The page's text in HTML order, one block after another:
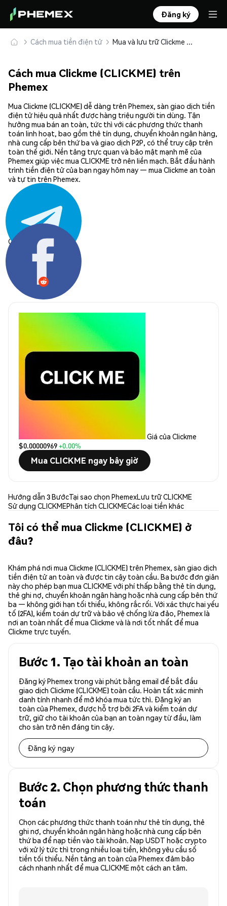
Đăng ký
Cách mua tiền điện tử Mua và lưu trữ Clickme (CLICKME) an toàn
Cách mua Clickme (CLICKME) trên
Phemex
Mua Clickme (CLICKME) dễ dàng trên Phemex, sàn giao dịch tiền
điện tử hiệu quả nhất được hàng triệu người tin dùng. Tận
hưởng mua bán an toàn, tức thì với các phương thức thanh
toán linh hoạt, bao gồm thẻ tín dụng, chuyển khoản ngân hàng,
nhà cung cấp bên thứ ba và giao dịch P2P, có thể truy cập trên
toàn thế giới. Nền tảng trực quan và bảo mật mạnh mẽ của
Phemex giúp việc mua CLICKME trở nên liền mạch. Bắt đầu hành
trình tiền điện tử của bạn ngay hôm nay — mua Clickme an toàn
và tự tin trên Phemex.
Chia sẻ:
Giá của Clickme
$0.00000969+0.00%
Mua CLICKME ngay bây giờ
Hướng dẫn 3 BướcTại sao chọn PhemexLưu trữ CLICKME
Sử dụng CLICKMEPhân tích CLICKMECác loại tiền khác
Tôi có thể mua Clickme (CLICKME) ở
đâu?
Khám phá nơi mua Clickme (CLICKME) trên Phemex, sàn giao dịch
tiền điện tử an toàn và được tin cậy toàn cầu. Ba bước đơn giản
này cho phép bạn mua CLICKME với phí thấp bằng thẻ tín dụng,
thẻ ghi nợ, chuyển khoản ngân hàng hoặc nhà cung cấp bên thứ
ba — không giới hạn tối thiểu, không rắc rối. Với xác thực hai yếu
tố (2FA), kiểm toán dự trữ và bảo vệ chống lừa đảo, Phemex là
nơi an toàn nhất để mua Clickme và là nơi tốt nhất để mua
Clickme trực tuyến.
Bước 1. Tạo tài khoản an toàn
Đăng ký Phemex trong vài phút bằng email để bắt đầu
giao dịch Clickme (CLICKME) toàn cầu. Hoàn tất xác minh
danh tính nhanh để mở khóa mua tức thì. Đăng ký an
toàn của Phemex, được hỗ trợ bởi 2FA và kiểm toán dự
trữ, giữ cho tài khoản của bạn an toàn ngay từ đầu, làm
cho sàn trở nên đáng tin cậy.
Đăng ký ngay
Bước 2. Chọn phương thức thanh
toán
Chọn các phương thức thanh toán như thẻ tín dụng, thẻ
ghi nợ, chuyển khoản ngân hàng hoặc nhà cung cấp bên
thứ ba để nạp tiền vào tài khoản. Nạp USDT hoặc crypto
với xử lý tức thì trong nhiều loại tiền, không yêu cầu số
tiền tối thiểu. Nền tảng an toàn của Phemex đảm bảo
cách nhanh nhất để mua CLICKME một cách an tâm.